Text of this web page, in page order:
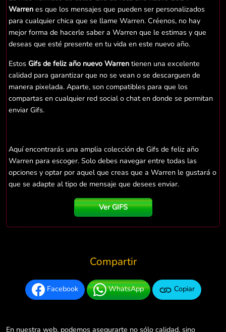
Warren es que los mensajes que pueden ser personalizados
para cualquier chica que se llame Warren. Créenos, no hay
mejor forma de hacerle saber a Warren que le estimas y que
deseas que esté presente en tu vida en este nuevo año.
Estos Gifs de feliz año nuevo Warren tienen una excelente
calidad para garantizar que no se vean o se descarguen de
manera pixelada. Aparte, son compatibles para que los
compartas en cualquier red social o chat en donde se permitan
enviar Gifs.
Aquí encontrarás una amplia colección de Gifs de feliz año
Warren para escoger. Solo debes navegar entre todas las
opciones y optar por aquel que creas que a Warren le gustará o
que se adapte al tipo de mensaje que desees enviar.
Ver GIFS
Compartir
Facebook WhatsApp Copiar
En nuestra web, podemos asegurarte no sólo calidad, sino